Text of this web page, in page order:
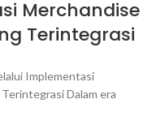
Merchandise
Terintegrasi
Implementasi
Dalam era